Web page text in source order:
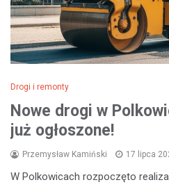
Drogi i remonty
Nowe drogi w
już ogłoszone!
Przemysław Kamiński 17 lipca
W Polkowicach rozpoczęto